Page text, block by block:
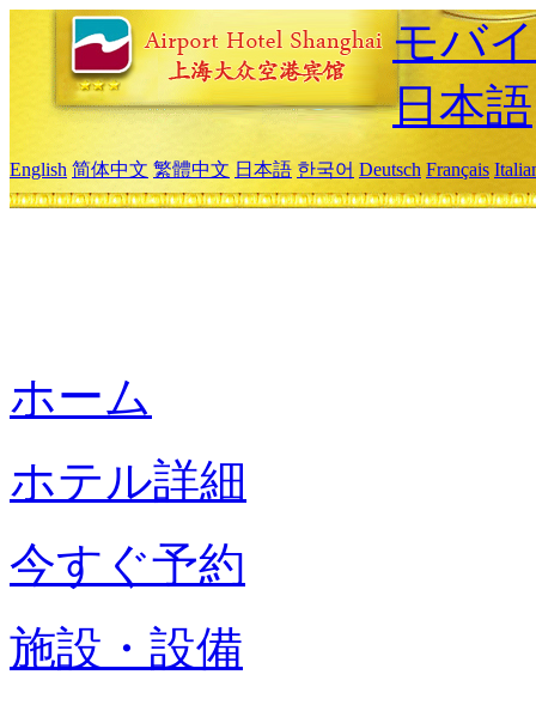
モバ
日本語
English 简体中文 繁體中文 日本語 한국어 Deutsch Français
ホーム
ホテル詳細
今すぐ予約
施設・設備